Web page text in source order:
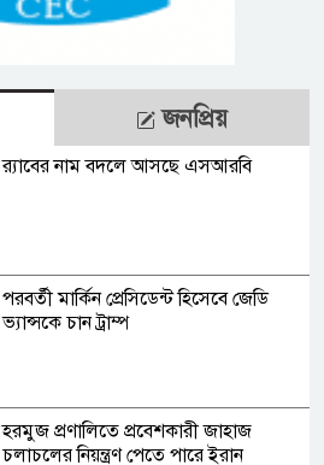
জনপ্রিয়
র‍্যাবের নাম বদলে আসছে এসআরবি
পরবর্তী মার্কিন প্রেসিডেন্ট হিসেবে জেডি
ভ্যান্সকে চান ট্রাম্প
হরমুজ প্রণালিতে প্রবেশকারী জাহাজ
চলাচলের নিয়ন্ত্রণ পেতে পারে ইরান